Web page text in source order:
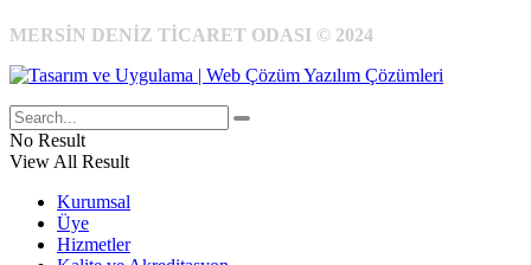
MERSİN DENİZ TİCARET ODASI © 2024
No Result
View All Result
Kurumsal
Üye
Hizmetler